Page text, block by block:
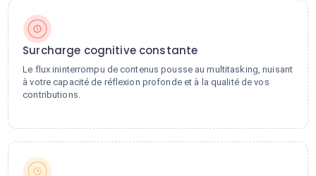
Surcharge cognitive constante
Le flux ininterrompu de contenus pousse au multitasking, nuisant
à votre capacité de réflexion profonde et à la qualité de vos
contributions.